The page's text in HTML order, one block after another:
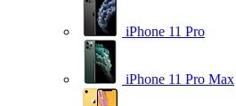
iPhone 11 Pro
iPhone 11 Pro Max